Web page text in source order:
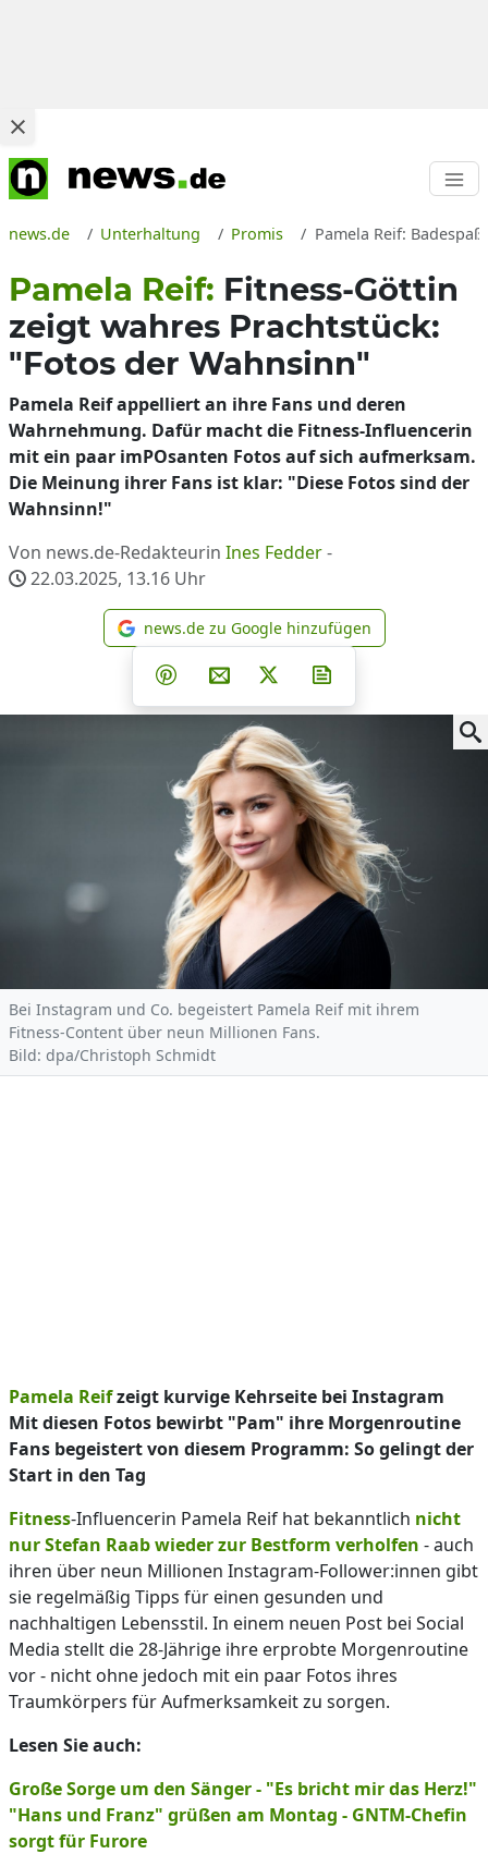
news.de Unterhaltung Promis Pamela Reif:
Pamela Reif: Fitness-Göttin
zeigt wahres Prachtstück:
"Fotos der Wahnsinn"
Pamela Reif appelliert an ihre Fans und deren
Wahrnehmung. Dafür macht die Fitness-Influencerin
mit ein paar imPOsanten Fotos auf sich aufmerksam.
Die Meinung ihrer Fans ist klar: "Diese Fotos sind der
Wahnsinn!"
Von news.de-Redakteurin Ines Fedder-
22.03.2025, 13.16 Uhr
news.de zu Google
news.de zu Google hinzufügen
Teilen auf Facebook
Teilen auf Whatsapp
Teilen auf Telegram
Teilen auf Pinterest
Per E-Mail teilen
Post auf X
Bei Instagram und Co. begeistert Pamela Reif mit ihrem
Fitness-Content über neun Millionen Fans.
Bild: dpa/Christoph Schmidt
Pamela Reifzeigt kurvige Kehrseite bei Instagram
Mit diesen Fotos bewirbt "Pam" ihre Morgenroutine
Fans begeistert von diesem Programm: So gelingt der
Start in den Tag
Fitness-Influencerin Pamela Reif hat bekanntlich nicht
nur Stefan Raab wieder zur Bestform verholfen - auch
ihren über neun Millionen Instagram-Follower:innen gibt
sie regelmäßig Tipps für einen gesunden und
nachhaltigen Lebensstil. In einem neuen Post bei Social
Media stellt die 28-Jährige ihre erprobte Morgenroutine
vor - nicht ohne jedoch mit ein paar Fotos ihres
Traumkörpers für Aufmerksamkeit zu sorgen.
Lesen Sie auch:
Große Sorge um den Sänger - "Es bricht mir das Herz!"
"Hans und Franz" grüßen am Montag - GNTM-Chefin
sorgt für Furore